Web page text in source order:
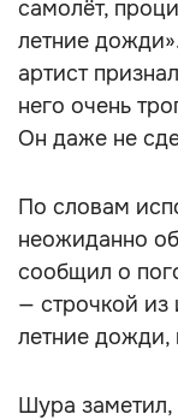
самолёт,
летние
артист
него очень
Он даже не
По словам
неожиданно
сообщил о
— строчкой из
летние дожди,
Шура заметил,